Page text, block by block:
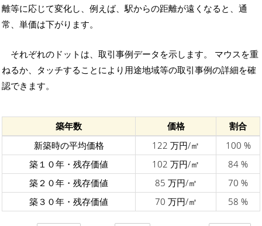
離等に応じて変化し、例えば、駅からの距離が遠くなると、通
常、単価は下がります。
それぞれのドットは、取引事例データを示します。 マウスを重
ねるか、タッチすることにより用途地域等の取引事例の詳細を確
認できます。
築年数 価格
割合
新築時の平均価格
122 万円/㎡
100 %
築１０年・残存価値
102 万円/㎡
84 %
築２０年・残存価値
85 万円/㎡
70 %
築３０年・残存価値
70 万円/㎡ 58 %